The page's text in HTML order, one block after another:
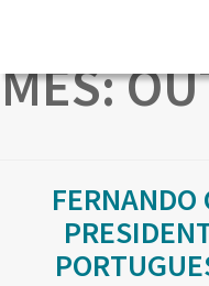
MÊS:
FERNANDO